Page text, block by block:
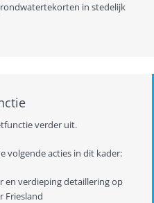
in stedelijk
verder uit.
volgende acties in dit kader:
en verdieping detaillering op
Friesland